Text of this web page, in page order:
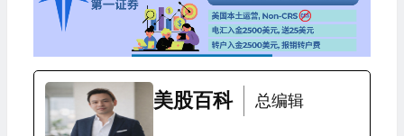
美股百科 总编辑